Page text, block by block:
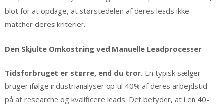
blot for at opdage, at størstedelen af deres leads ikke
matcher deres kriterier.
Den Skjulte Omkostning ved Manuelle Leadprocesser
Tidsforbruget er større, end du tror. En typisk sælger
bruger ifølge industrianalyser op til 40% af deres arbejdstid
på at researche og kvalificere leads. Det betyder, at i en 40-